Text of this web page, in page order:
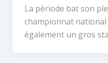
La période bat son
championnat national
également un gros